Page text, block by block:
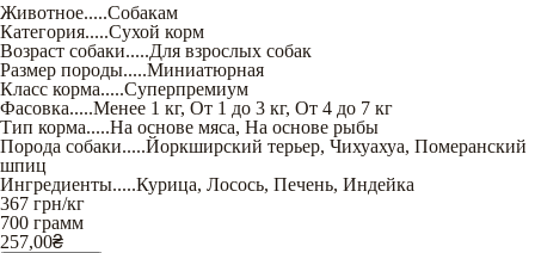
Животное.....Собакам
Категория.....Сухой корм
Возраст собаки.....Для взрослых собак
Размер породы.....Миниатюрная
Класс корма.....Суперпремиум
Фасовка.....Менее 1 кг, От 1 до 3 кг, От 4 до 7 кг
Тип корма.....На основе мяса, На основе рыбы
Порода собаки.....Йоркширский терьер, Чихуахуа, Померанский
шпиц
Ингредиенты.....Курица, Лосось, Печень, Индейка
367 грн/кг
700 грамм
257,00₴